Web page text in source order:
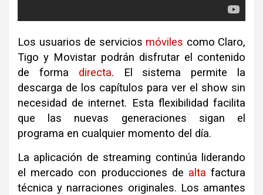
Los usuarios de servicios móviles como Claro,
Tigo y Movistar podrán disfrutar el contenido
de forma directa.
El sistema permite la
descarga de los capítulos para ver el show sin
necesidad de internet. Esta flexibilidad facilita
que las nuevas generaciones sigan el
programa en cualquier momento del día.
La aplicación de streaming continúa liderando
el mercado con producciones de alta factura
técnica y narraciones originales. Los amantes